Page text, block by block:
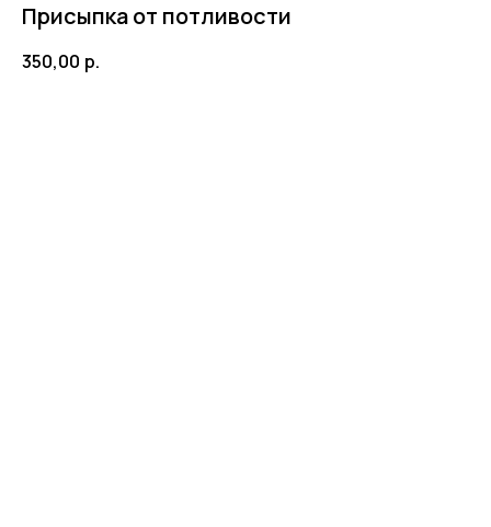
Присыпка от потливости
350,00 р.